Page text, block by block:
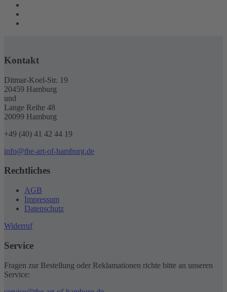
Kontakt
Ditmar-Koel-Str. 19
20459 Hamburg
und
Lange Reihe 48
20099 Hamburg
+49 (40) 41 42 44 19
info@the-art-of-hamburg.de
Rechtliches
AGB
Impressum
Datenschutz
Widerruf
Service
Fragen zur Bestellung oder Reklamationen richte bitte an unseren
Service: